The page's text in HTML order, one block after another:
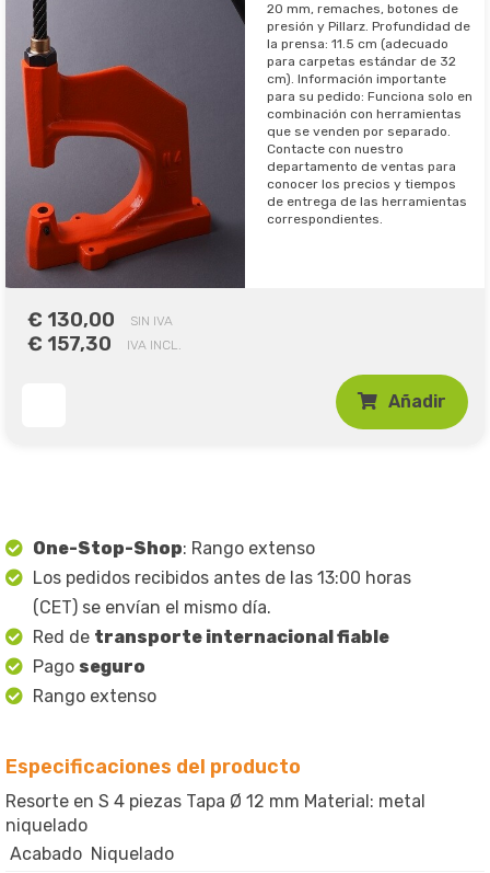
20 mm, remaches, botones de
presión y Pillarz. Profundidad de
la prensa: 11.5 cm (adecuado
para carpetas estándar de 32
cm). Información importante
para su pedido: Funciona solo en
combinación con herramientas
que se venden por separado.
Contacte con nuestro
departamento de ventas para
conocer los precios y tiempos
de entrega de las herramientas
correspondientes.
€ 130,00 SIN IVA
€ 157,30 IVA INCL.
Añadir
One-Stop-Shop: Rango extenso
Los pedidos recibidos antes de las 13:00 horas
(CET) se envían el mismo día.
Red de transporte internacional fiable
Pago seguro
Rango extenso
Especificaciones del producto
Resorte en S 4 piezas Tapa Ø 12 mm Material: metal
niquelado
Acabado Niquelado